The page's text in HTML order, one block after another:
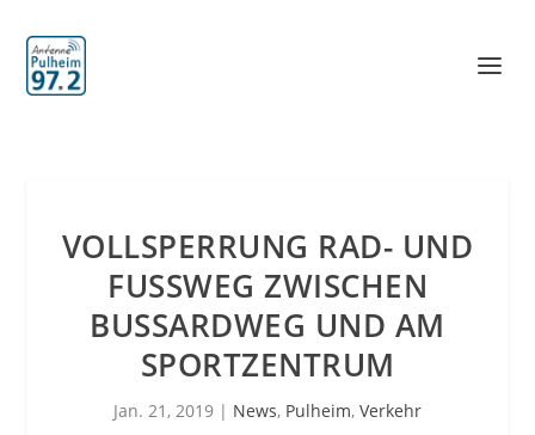
VOLLSPERRUNG RAD- UND
FUSSWEG ZWISCHEN B
USSARDWEG UND AM S
PORTZENTRUM
Jan. 21, 2019 | News, Pulheim, Verkehr